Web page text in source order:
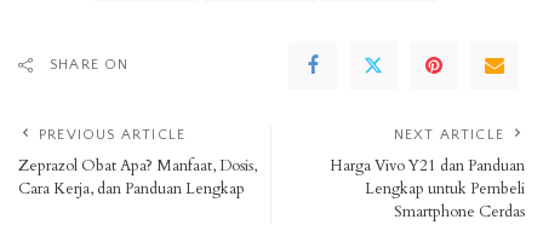
SHARE ON
PREVIOUS ARTICLE
Zeprazol Obat Apa? Manfaat, Dosis,
Cara Kerja, dan Panduan Lengkap
NEXT ARTICLE
Harga Vivo Y21 dan Panduan
Lengkap untuk Pembeli
Smartphone Cerdas